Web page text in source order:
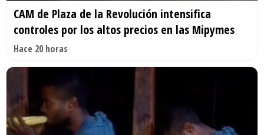
CAM de Plaza de la Revolución intensifica
controles por los altos precios en las Mipymes
Hace 20 horas